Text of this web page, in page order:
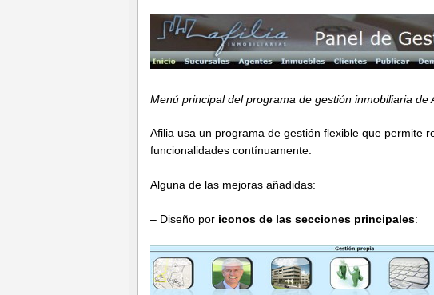
Menú principal del programa de gestión inmobiliaria de
Afilia usa un programa de gestión flexible que permite
funcionalidades contínuamente.
Alguna de las mejoras añadidas:
– Diseño por iconos de las secciones principales: